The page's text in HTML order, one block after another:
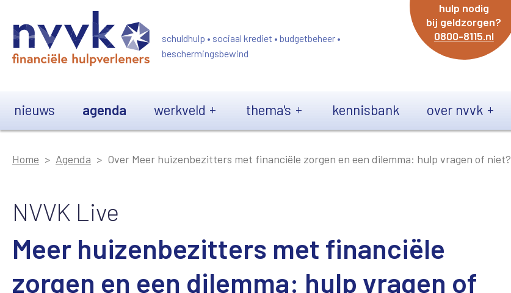
schuldhulp • sociaal krediet • budgetbeheer •
beschermingsbewind
hulp nodig
bij geldzorgen?
0800-8115.nl
nieuws agenda werkveld thema's kennisbank over nvvk
Home Agenda Over Meer huizenbezitters met financiële zorgen en een dilemma: hulp vragen of niet?
NVVK Live
Meer huizenbezitters met financiële
zorgen en een dilemma: hulp vragen of